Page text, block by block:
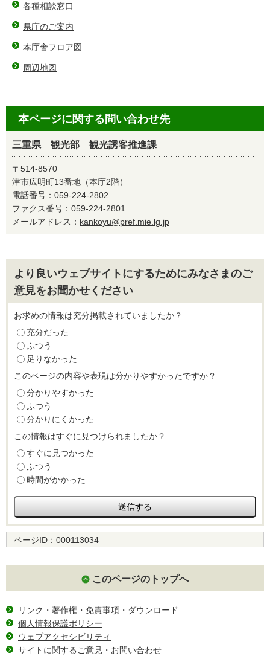
各種相談窓口
県庁のご案内
本庁舎フロア図
周辺地図
本ページに関する問い合わせ先
三重県 観光部 観光誘客推進課
〒514-8570
津市広明町13番地（本庁2階）
電話番号： 059-224-2802
ファクス番号：059-224-2801
メールアドレス： kankoyu@pref.mie.lg.jp
より良いウェブサイトにするためにみなさまのご
意見をお聞かせください
お求めの情報は充分掲載されていましたか？
充分だった
ふつう
足りなかった
このページの内容や表現は分かりやすかったですか？
分かりやすかった
ふつう
分かりにくかった
この情報はすぐに見つけられましたか？
すぐに見つかった
ふつう
時間がかかった
ページID： 000113034
このページのトップへ
リンク・著作権・免責事項・ダウンロード
個人情報保護ポリシー
ウェブアクセシビリティ
サイトに関するご意見・お問い合わせ